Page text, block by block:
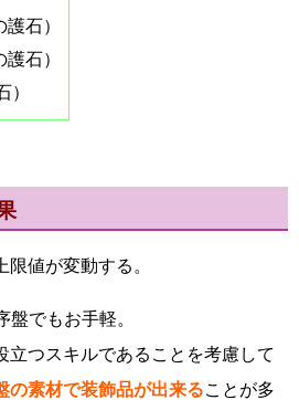
石）
石）
値が変動する。
盤でもお手軽。
立つスキルであることを考慮して
の素材で装飾品が出来ることが多